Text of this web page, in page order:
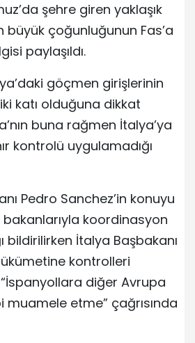
şehre giren yaklaşık
çoğunluğunun Fas’a
paylaşıldı.
göçmen girişlerinin
katı olduğuna dikkat
buna rağmen İtalya’ya
kontrolü uygulamadığı
Pedro Sanchez’in konuyu
koordinasyon
bildirilirken İtalya Başbakanı
kontrolleri
diğer Avrupa
muamele etme” çağrısında